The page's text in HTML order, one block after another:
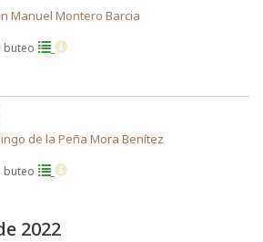
Manuel Montero Barcia
buteo
de la Peña Mora Benítez
buteo
2022